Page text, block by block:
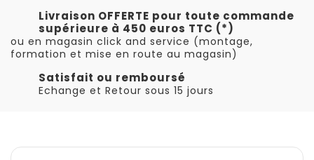
Livraison OFFERTE pour toute commande
supérieure à 450 euros TTC (*)
ou en magasin click and service (montage,
formation et mise en route au magasin)
Satisfait ou remboursé
Echange et Retour sous 15 jours